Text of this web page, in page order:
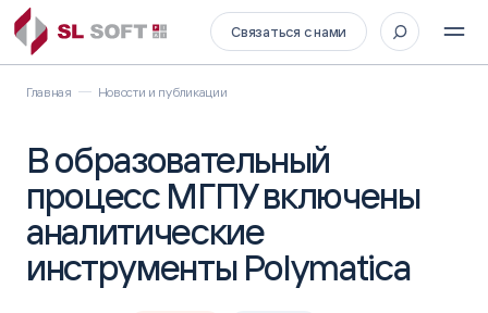
Связаться с нами
Главная Новости и публикации
В образовательный
процесс МГПУ включены
аналитические
инструменты Polymatica